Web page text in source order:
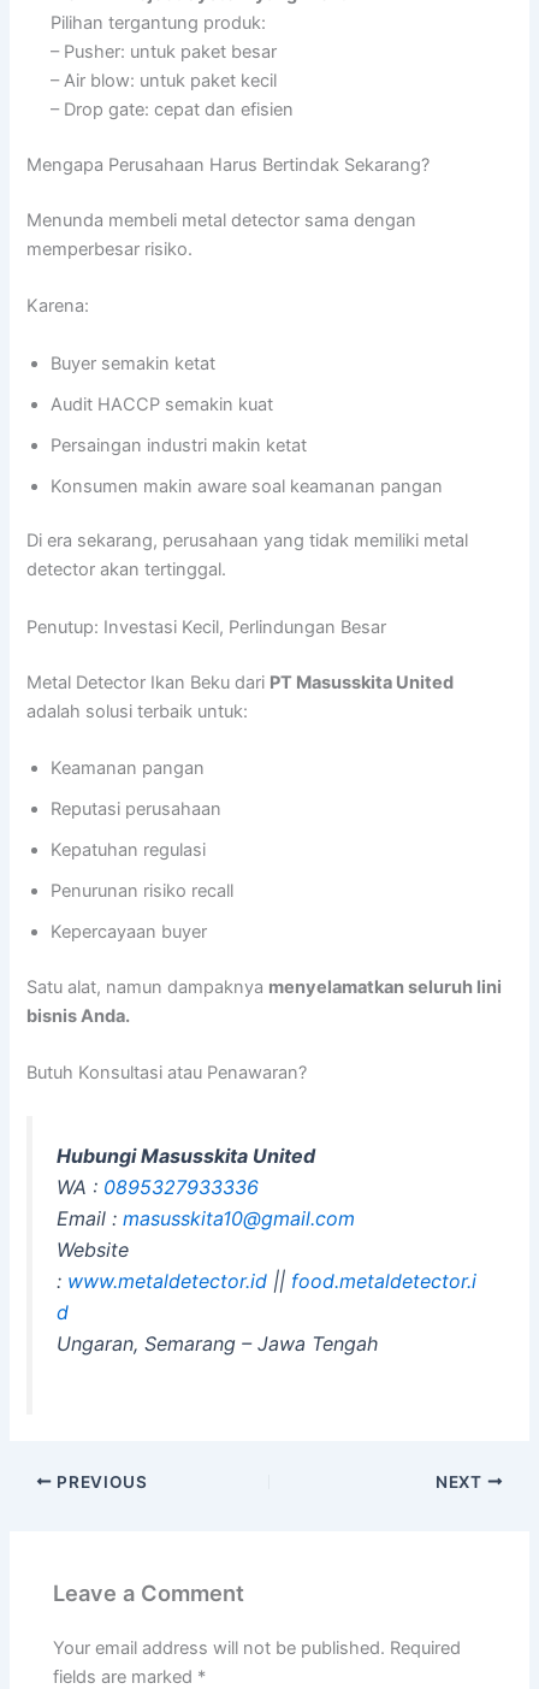
Pilihan tergantung produk:
– Pusher: untuk paket besar
– Air blow: untuk paket kecil
– Drop gate: cepat dan efisien
Mengapa Perusahaan Harus Bertindak Sekarang?
Menunda membeli metal detector sama dengan
memperbesar risiko.
Karena:
Buyer semakin ketat
Audit HACCP semakin kuat
Persaingan industri makin ketat
Konsumen makin aware soal keamanan pangan
Di era sekarang, perusahaan yang tidak memiliki metal
detector akan tertinggal.
Penutup: Investasi Kecil, Perlindungan Besar
Metal Detector Ikan Beku dari PT Masusskita United
adalah solusi terbaik untuk:
Keamanan pangan
Reputasi perusahaan
Kepatuhan regulasi
Penurunan risiko recall
Kepercayaan buyer
Satu alat, namun dampaknya menyelamatkan seluruh lini
bisnis Anda.
Butuh Konsultasi atau Penawaran?
Hubungi Masusskita United
WA : 0895327933336
Email :masusskita10@gmail.com
Website
: www.metaldetector.id || food.metaldetector.i
d
Ungaran, Semarang – Jawa Tengah
PREVIOUS NEXT
Leave a Comment
Your email address will not be published. Required
fields are marked *